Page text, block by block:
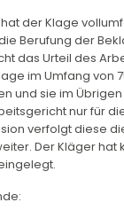
der Klage
Berufung der
das Urteil des
im Umfang von
und sie im
nur für
verfolgt diese
Der Kläger hat